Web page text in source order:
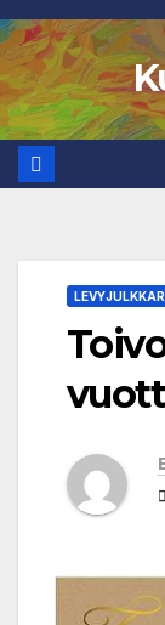
Skip
to
content